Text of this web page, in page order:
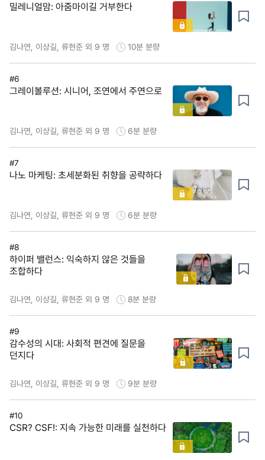
밀레니얼맘: 아줌마이길 거부한다
김나연, 이상길, 류현준 외 9 명 10분 분량
#6
그레이볼루션: 시니어, 조연에서 주연으로
김나연, 이상길, 류현준 외 9 명 6분 분량
#7
나노 마케팅: 초세분화된 취향을 공략하다
김나연, 이상길, 류현준 외 9 명 6분 분량
#8
하이퍼 밸런스: 익숙하지 않은 것들을
조합하다
김나연, 이상길, 류현준 외 9 명 8분 분량
#9
감수성의 시대: 사회적 편견에 질문을
던지다
김나연, 이상길, 류현준 외 9 명 9분 분량
#10
CSR? CSF!: 지속 가능한 미래를 실천하다